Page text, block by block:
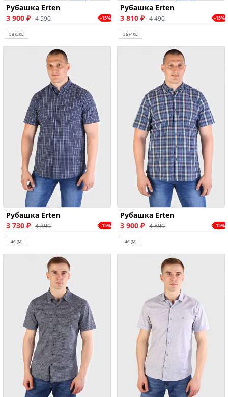
Рубашка Erten
3 900 ₽ 4 590 -15%
58 (5XL)
Рубашка Erten
3 810 ₽ 4 490 -15%
56 (4XL)
Рубашка Erten
3 730 ₽ 4 390 -15%
46 (M)
Рубашка Erten
3 900 ₽ 4 590 -15%
46 (M)